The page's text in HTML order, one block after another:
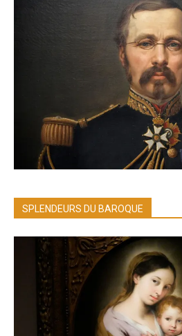
SPLENDEURS DU BAROQUE